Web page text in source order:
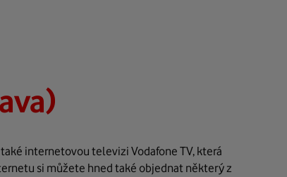
internetovou televizi Vodafone TV, která
si můžete hned také objednat některý z